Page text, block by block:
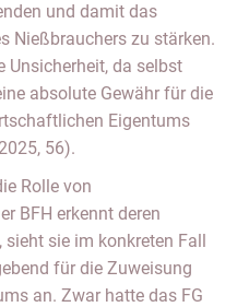
und damit das
Nießbrauchers zu stärken.
Unsicherheit, da selbst
absolute Gewähr für die
Eigentums
56).
Rolle von
BFH erkennt deren
sie im konkreten Fall
für die Zuweisung
an. Zwar hatte das FG